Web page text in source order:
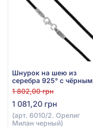
Шнурок на шею из
серебра 925° с чёрным
текстилем «Милан»,
6010/2
1 802,00 грн
1 081,20 грн
(арт. 6010/2. Орелиг
Милан черный)